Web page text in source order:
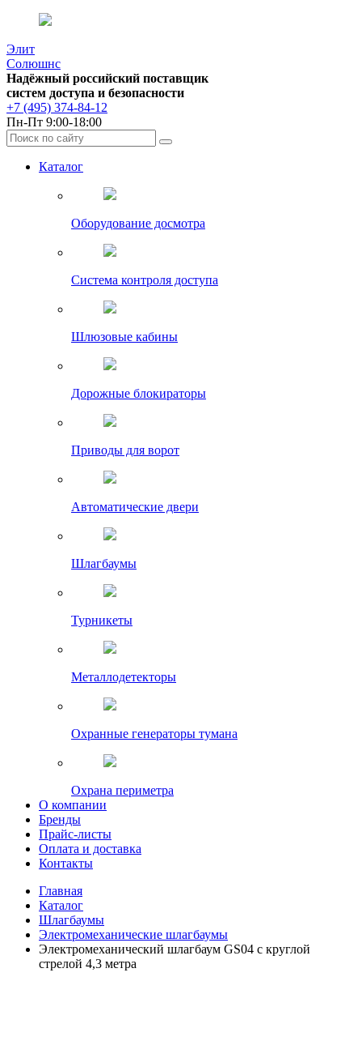
Элит
Солюшнс
Надёжный российский поставщик
систем доступа и безопасности
+7 (495) 374-84-12
Пн-Пт 9:00-18:00
Каталог
Оборудование досмотра
Система контроля доступа
Шлюзовые кабины
Дорожные блокираторы
Приводы для ворот
Автоматические двери
Шлагбаумы
Турникеты
Металлодетекторы
Охранные генераторы тумана
Охрана периметра
О компании
Бренды
Прайс-листы
Оплата и доставка
Контакты
Главная
Каталог
Шлагбаумы
Электромеханические шлагбаумы
Электромеханический шлагбаум GS04 с круглой
стрелой 4,3 метра